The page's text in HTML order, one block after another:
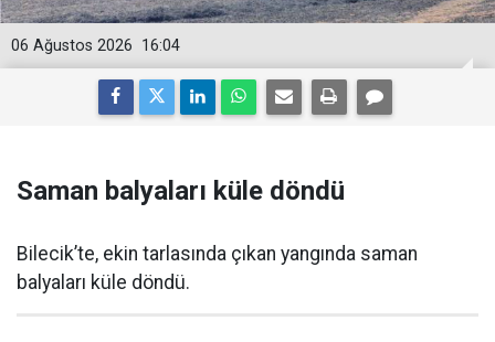
16:04
06 Ağustos 2026
Saman balyaları küle döndü
Bilecik’te, ekin tarlasında çıkan yangında saman
balyaları küle döndü.